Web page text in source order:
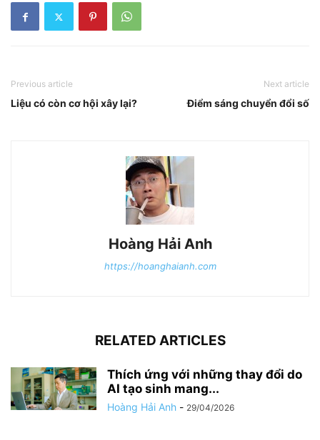
Previous article
Liệu có còn cơ hội xây lại?
Next article
Điểm sáng chuyển đổi số
Hoàng Hải Anh
https://hoanghaianh.com
RELATED ARTICLES
Thích ứng với những thay đổi do
AI tạo sinh mang...
Hoàng Hải Anh - 29/04/2026